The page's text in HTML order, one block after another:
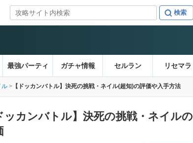
最強パーティ ガチャ情報 セルラン リセマラ
ル 【ドッカンバトル】決死の挑戦・ネイル(超知)の評価や入手方法
ッカンバトル】 決死の挑戦・ネイルの